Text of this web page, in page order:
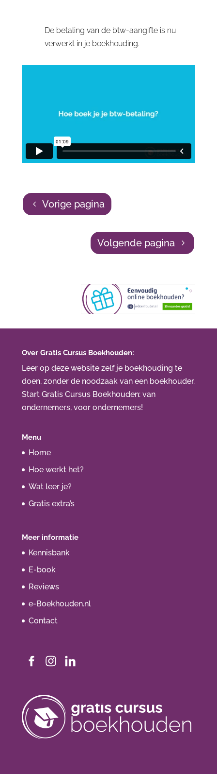
De betaling van de btw-aangifte is nu
verwerkt in je boekhouding.
Vorige pagina
Volgende pagina
Over Gratis Cursus Boekhouden:
Leer op deze website zelf je boekhouding te
doen, zonder de noodzaak van een boekhouder.
Start Gratis Cursus Boekhouden: van
ondernemers, voor ondernemers!
Menu
Home
Hoe werkt het?
Wat leer je?
Gratis extra’s
Meer informatie
Kennisbank
E-book
Reviews
e-Boekhouden.nl
Contact